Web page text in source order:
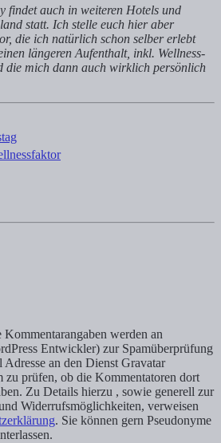
findet auch in weiteren Hotels und
statt. Ich stelle euch hier aber
die ich natürlich schon selber erlebt
längeren Aufenthalt, inkl. Wellness-
die mich dann auch wirklich persönlich
werden an
Entwickler) zur Spamüberprüfung
an den Dienst Gravatar
zu prüfen, ob die Kommentatoren dort
Zu Details hierzu , sowie generell zur
Widerrufsmöglichkeiten, verweisen
. Sie können gern Pseudonyme